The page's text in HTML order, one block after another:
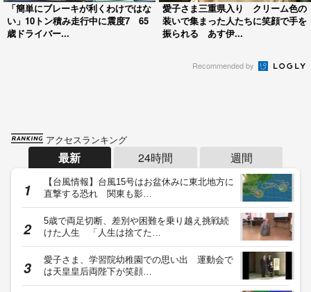
「簡単にブレーキが利くわけではな
い」10トン積み走行中に震度7 65
歳ドライバー...
愛子さま三重県入り クリーム色の
装いで集まった人たちに笑顔で手を
振られる あす伊...
Recommended by
アクセスランキング
最新 24時間 週間
【台風情報】台風15号はお盆休みに東北地方に
直撃する恐れ 関東も影…
5歳で両足切断、差別や困難を乗り越え挑戦続
けた人生 「人生は捨てた…
愛子さま、学習院幼稚園での思い出 運動会で
は天皇皇后両陛下が笑顔…